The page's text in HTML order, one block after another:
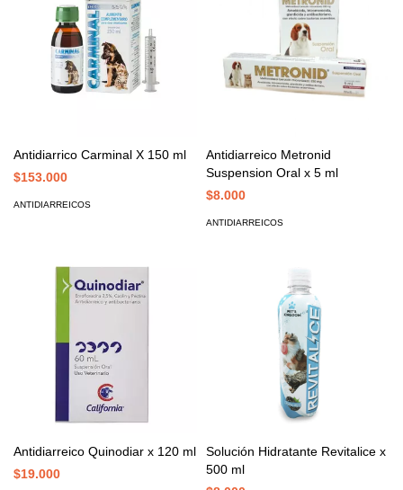
Antidiarrico Carminal X 150 ml
$153.000
ANTIDIARREICOS
Antidiarreico Metronid
Suspension Oral x 5 ml
$8.000
ANTIDIARREICOS
Antidiarreico Quinodiar x 120 ml
$19.000
Solución Hidratante Revitalice x
500 ml